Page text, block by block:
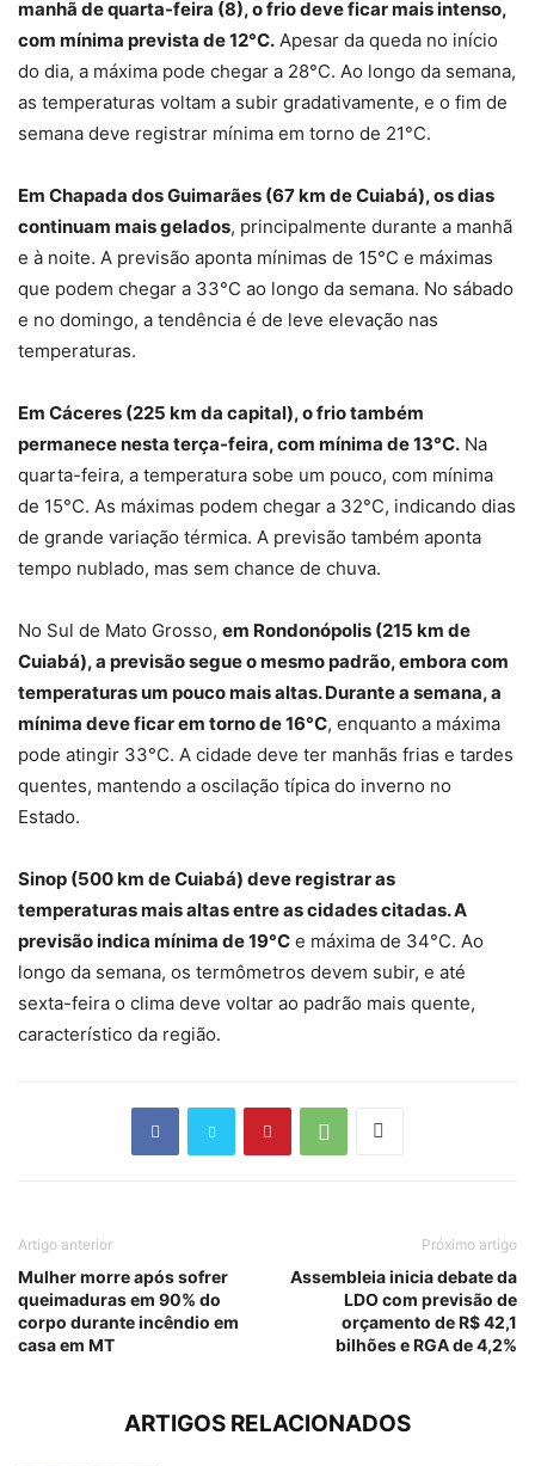
manhã de quarta-feira (8), o frio deve ficar mais intenso,
com mínima prevista de 12°C. Apesar da queda no início
do dia, a máxima pode chegar a 28°C. Ao longo da semana,
as temperaturas voltam a subir gradativamente, e o fim de
semana deve registrar mínima em torno de 21°C.
Em Chapada dos Guimarães (67 km de Cuiabá), os dias
continuam mais gelados, principalmente durante a manhã
e à noite. A previsão aponta mínimas de 15°C e máximas
que podem chegar a 33°C ao longo da semana. No sábado
e no domingo, a tendência é de leve elevação nas
temperaturas.
Em Cáceres (225 km da capital), o frio também
permanece nesta terça-feira, com mínima de 13°C. Na
quarta-feira, a temperatura sobe um pouco, com mínima
de 15°C. As máximas podem chegar a 32°C, indicando dias
de grande variação térmica. A previsão também aponta
tempo nublado, mas sem chance de chuva.
No Sul de Mato Grosso, em Rondonópolis (215 km de
Cuiabá), a previsão segue o mesmo padrão, embora com
temperaturas um pouco mais altas. Durante a semana, a
mínima deve ficar em torno de 16°C, enquanto a máxima
pode atingir 33°C. A cidade deve ter manhãs frias e tardes
quentes, mantendo a oscilação típica do inverno no
Estado.
Sinop (500 km de Cuiabá) deve registrar as
temperaturas mais altas entre as cidades citadas. A
previsão indica mínima de 19°C e máxima de 34°C. Ao
longo da semana, os termômetros devem subir, e até
sexta-feira o clima deve voltar ao padrão mais quente,
característico da região.
Artigo anterior
Mulher morre após sofrer
queimaduras em 90% do
corpo durante incêndio em
casa em MT
Próximo artigo
Assembleia inicia debate da
LDO com previsão de
orçamento de R$ 42,1
bilhões e RGA de 4,2%
ARTIGOS RELACIONADOS